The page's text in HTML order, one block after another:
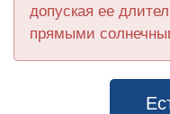
допуская ее
прямыми